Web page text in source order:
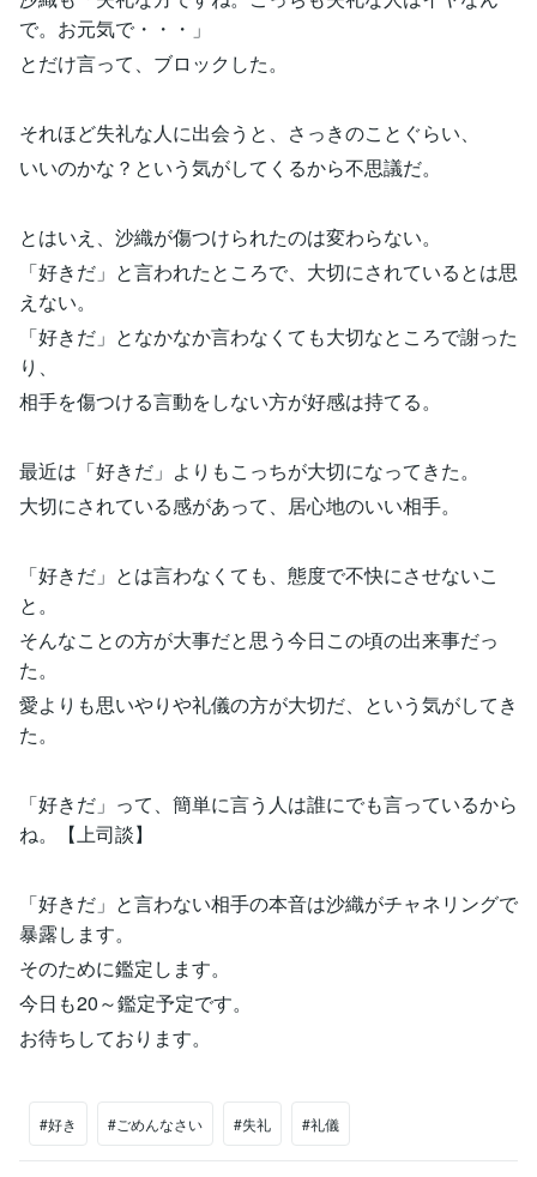
で。お元気で・・・」
とだけ言って、ブロックした。
それほど失礼な人に出会うと、さっきのことぐらい、
いいのかな？という気がしてくるから不思議だ。
とはいえ、沙織が傷つけられたのは変わらない。
「好きだ」と言われたところで、大切にされているとは思
えない。
「好きだ」となかなか言わなくても大切なところで謝った
り、
相手を傷つける言動をしない方が好感は持てる。
最近は「好きだ」よりもこっちが大切になってきた。
大切にされている感があって、居心地のいい相手。
「好きだ」とは言わなくても、態度で不快にさせないこ
と。
そんなことの方が大事だと思う今日この頃の出来事だっ
た。
愛よりも思いやりや礼儀の方が大切だ、という気がしてき
た。
「好きだ」って、簡単に言う人は誰にでも言っているから
ね。【上司談】
「好きだ」と言わない相手の本音は沙織がチャネリングで
暴露します。
そのために鑑定します。
今日も20～鑑定予定です。
お待ちしております。
#好き #ごめんなさい #失礼 #礼儀